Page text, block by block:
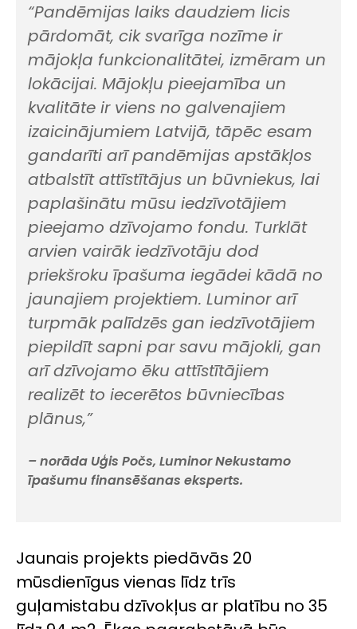
“Pandēmijas laiks daudziem licis
pārdomāt, cik svarīga nozīme ir
mājokļa funkcionalitātei, izmēram un
lokācijai. Mājokļu pieejamība un
kvalitāte ir viens no galvenajiem
izaicinājumiem Latvijā, tāpēc esam
gandarīti arī pandēmijas apstākļos
atbalstīt attīstītājus un būvniekus, lai
paplašinātu mūsu iedzīvotājiem
pieejamo dzīvojamo fondu. Turklāt
arvien vairāk iedzīvotāju dod
priekšroku īpašuma iegādei kādā no
jaunajiem projektiem. Luminor arī
turpmāk palīdzēs gan iedzīvotājiem
piepildīt sapni par savu mājokli, gan
arī dzīvojamo ēku attīstītājiem
realizēt to iecerētos būvniecības
plānus,”
– norāda Uģis Počs, Luminor Nekustamo
īpašumu finansēšanas eksperts.
Jaunais projekts piedāvās 20
mūsdienīgus vienas līdz trīs
guļamistabu dzīvokļus ar platību no 35